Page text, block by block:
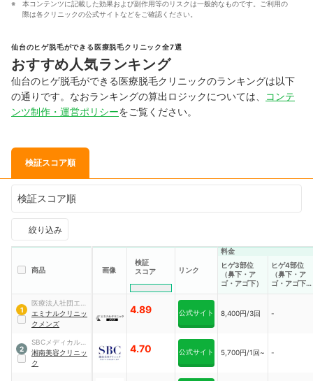
本コンテンツに記載した効果および副作用等のリスクは一般的なものです。ご利用の
際は各クリニックの公式サイトなどをご確認ください。
仙台のヒゲ脱毛ができる医療脱毛クリニック全7選
おすすめ人気ランキング
仙台のヒゲ脱毛ができる医療脱毛クリニックのランキングは以下
の通りです。なおランキングの算出ロジックについては、
コンテ
ンツ制作・運営ポリシーをご覧ください。
検証スコア順
検証スコア順
絞り込み
商品 画像
検証
スコア
リンク
料金
ヒゲ3部位
（鼻下・ア
ゴ・アゴ下）
ヒゲ4部位
（鼻下・ア
ゴ・アゴ下・
1
医療法人社団エミ
ナル
エミナルクリニッ
クメンズ
4.89 公式サイト 8,400円/3回 -
2
SBCメディカルグ
ループ
湘南美容クリニッ
ク
4.70 公式サイト 5,700円/1回~ -